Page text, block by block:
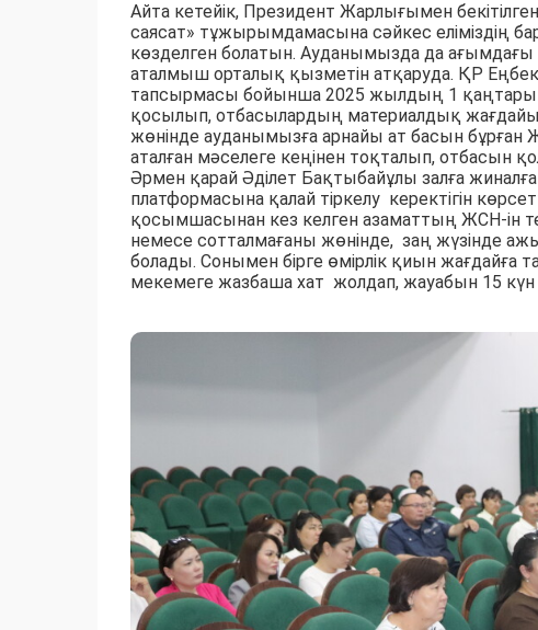
Айта кетейік, Президент Жарлығымен
саясат» тұжырымдамасына сәйкес еліміздің
көзделген болатын. Ауданымызда да
аталмыш орталық қызметін атқаруда. ҚР
тапсырмасы бойынша 2025 жылдың 1
қосылып, отбасылардың материалдық
жөнінде ауданымызға арнайы ат басын
аталған мәселеге кеңінен тоқталып, отбасын
Әрмен қарай Әділет Бақтыбайұлы залға
платформасына қалай тіркелу керектігін
қосымшасынан кез келген азаматтың ЖСН-ін
немесе сотталмағаны жөнінде, заң жүзінде
болады. Сонымен бірге өмірлік қиын жағдайға
мекемеге жазбаша хат жолдап, жауабын 15 күн